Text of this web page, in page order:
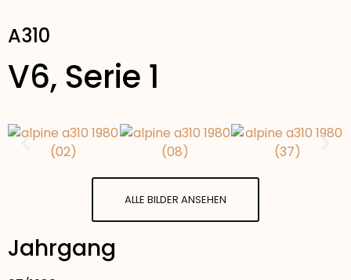
A310
V6, Serie 1
ALLE BILDER ANSEHEN
Jahrgang